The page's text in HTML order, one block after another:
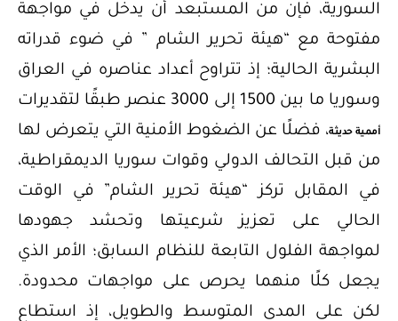
السورية، فإن من المستبعد أن يدخل في مواجهة
مفتوحة مع “هيئة تحرير الشام ” في ضوء قدراته
البشرية الحالية؛ إذ تتراوح أعداد عناصره في العراق
وسوريا ما بين 1500 إلى 3000 عنصر طبقًا لتقديرات
أممية حديثة، فضلًا عن الضغوط الأمنية التي يتعرض لها
من قبل التحالف الدولي وقوات سوريا الديمقراطية،
في المقابل تركز “هيئة تحرير الشام” في الوقت
الحالي على تعزيز شرعيتها وتحشد جهودها
لمواجهة الفلول التابعة للنظام السابق؛ الأمر الذي
يجعل كلًا منهما يحرص على مواجهات محدودة.
لكن على المدى المتوسط والطويل، إذ استطاع